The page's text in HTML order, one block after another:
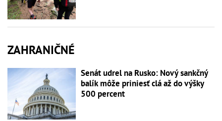
ZAHRANIČNÉ
Senát udrel na Rusko: Nový sankčný
balík môže priniesť clá až do výšky
500 percent